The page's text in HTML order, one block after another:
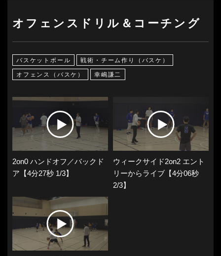
オフェンスドリル＆コーチング
バスケットボール 戦術・チーム作り（バスケ）
オフェンス（バスケ） 幸嶋謙二
2on0 ハンドオフ／バックド
ア【4分27秒 1/3】
ウィークサイド2on2 エント
リーからライブ【4分06秒
2/3】